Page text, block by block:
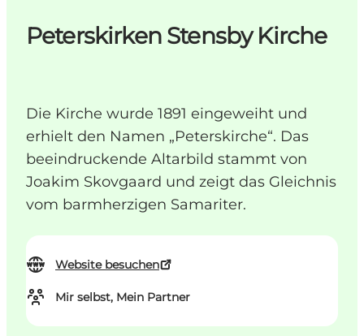
Peterskirken Stensby Kirche
Die Kirche wurde 1891 eingeweiht und
erhielt den Namen „Peterskirche“. Das
beeindruckende Altarbild stammt von
Joakim Skovgaard und zeigt das Gleichnis
vom barmherzigen Samariter.
Website besuchen
Mir selbst, Mein Partner